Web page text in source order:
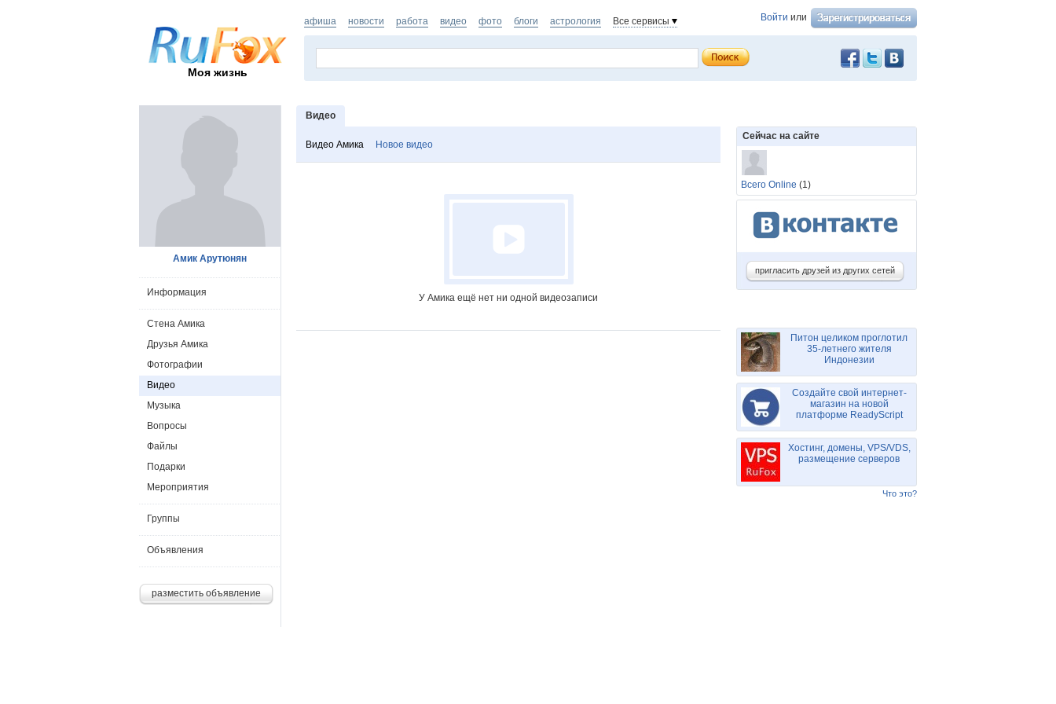
Моя жизнь
Войти или
афиша новости работа видео фото блоги астрология Все сервисы
Видео
Видео Амика Новое видео
У Амика ещё нет ни одной видеозаписи
Амик Арутюнян
Информация
Стена Амика
Друзья Амика
Фотографии
Видео
Музыка
Вопросы
Файлы
Подарки
Мероприятия
Группы
Объявления
разместить объявление
Сейчас на сайте
Всего Online (1)
пригласить друзей из других сетей
Питон целиком проглотил
35-летнего жителя
Индонезии
Создайте свой интернет-
магазин на новой
платформе ReadyScript
Хостинг, домены, VPS/VDS,
размещение серверов
Что это?